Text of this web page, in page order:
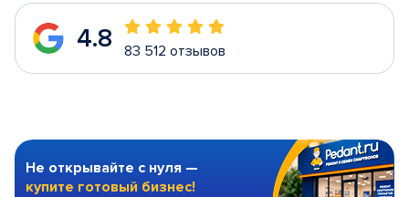
4.8 83 512 отзывов
Не открывайте с нуля —
купите готовый бизнес!